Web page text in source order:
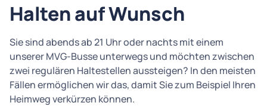
Halten auf Wunsch
Sie sind abends ab 21 Uhr oder nachts mit einem
unserer MVG-Busse unterwegs und möchten zwischen
zwei regulären Haltestellen aussteigen? In den meisten
Fällen ermöglichen wir das, damit Sie zum Beispiel Ihren
Heimweg verkürzen können.